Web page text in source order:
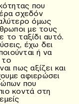
που
σχεδόν
όμως
με τους
το ταξίδι αυτό.
έχω δει
ή να
το
πως αξίζει και
αφιερώσει
που
κοντά στη